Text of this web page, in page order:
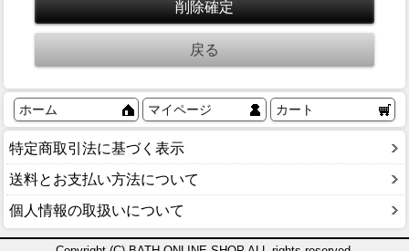
ホーム マイページ カート
特定商取引法に基づく表示
送料とお支払い方法について
個人情報の取扱いについて